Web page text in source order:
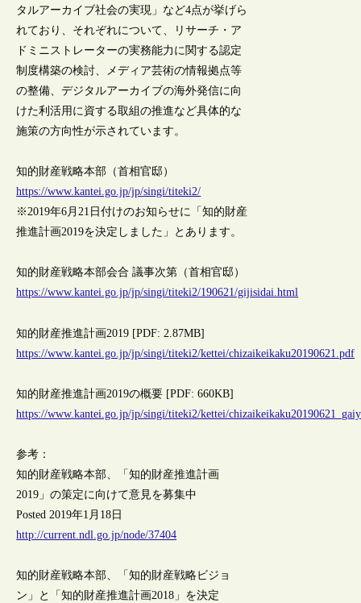
タルアーカイブ社会の実現」など4点が挙げら
れており、それぞれについて、リサーチ・ア
ドミニストレーターの実務能力に関する認定
制度構築の検討、メディア芸術の情報拠点等
の整備、デジタルアーカイブの海外発信に向
けた利活用に資する取組の推進など具体的な
施策の方向性が示されています。
知的財産戦略本部（首相官邸）
https://www.kantei.go.jp/jp/singi/titeki2/
※2019年6月21日付けのお知らせに「知的財産
推進計画2019を決定しました」とあります。
知的財産戦略本部会合 議事次第（首相官邸）
https://www.kantei.go.jp/jp/singi/titeki2/190621/gijisidai.html
知的財産推進計画2019 [PDF: 2.87MB]
https://www.kantei.go.jp/jp/singi/titeki2/kettei/chizaikeikaku20190621.pdf
知的財産推進計画2019の概要 [PDF: 660KB]
https://www.kantei.go.jp/jp/singi/titeki2/kettei/
参考：
知的財産戦略本部、「知的財産推進計画
2019」の策定に向けて意見を募集中
Posted 2019年1月18日
http://current.ndl.go.jp/node/37404
知的財産戦略本部、「知的財産戦略ビジョ
ン」と「知的財産推進計画2018」を決定